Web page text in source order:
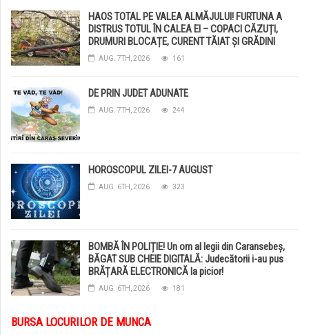
HAOS TOTAL PE VALEA ALMĂJULUI! FURTUNA A
DISTRUS TOTUL ÎN CALEA EI – COPACI CĂZUȚI,
DRUMURI BLOCAȚE, CURENT TĂIAT ȘI GRĂDINI
DISTRUSE DE GRINDINĂ!
AUG. 7TH, 2026 161
DE PRIN JUDET ADUNATE
AUG. 7TH, 2026 244
HOROSCOPUL ZILEI-7 AUGUST
AUG. 6TH, 2026 323
BOMBĂ ÎN POLIȚIE! Un om al legii din Caransebeș,
BĂGAT SUB CHEIE DIGITALĂ: Judecătorii i-au pus
BRĂȚARĂ ELECTRONICĂ la picior!
AUG. 6TH, 2026 181
BURSA LOCURILOR DE MUNCA